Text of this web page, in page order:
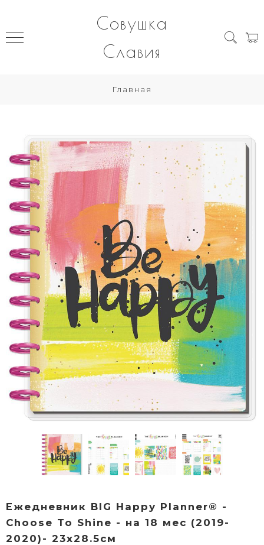
Совушка
Славия
Главная
Ежедневник BIG Happy Planner® -
Choose To Shine - на 18 мес (2019-
2020)- 23х28.5см